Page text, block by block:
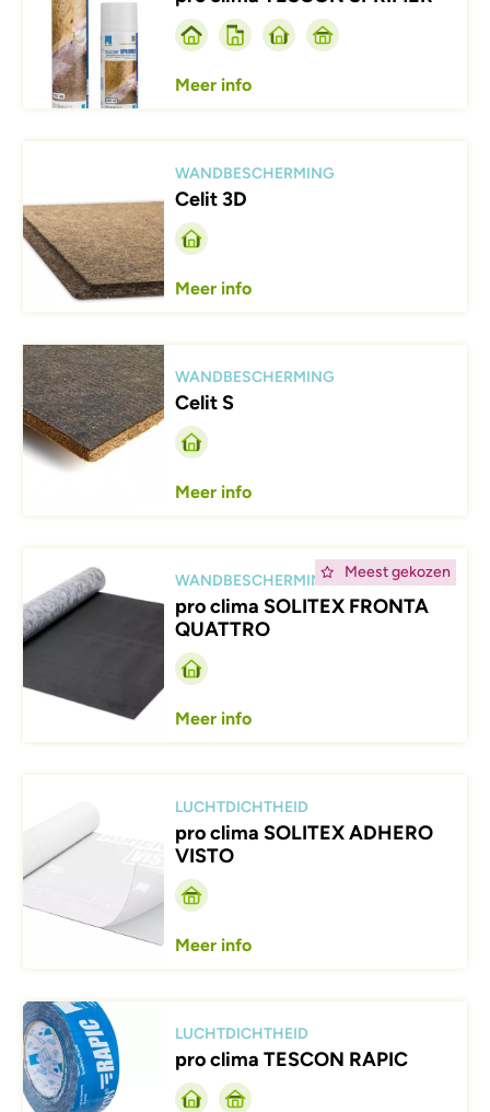
Meer info
WANDBESCHERMING
Celit 3D
Meer info
Afbeelding
WANDBESCHERMING
Celit S
Meer info
Meest gekozen
WANDBESCHERMING
pro clima SOLITEX FRONTA
QUATTRO
Meer info
LUCHTDICHTHEID
pro clima SOLITEX ADHERO
VISTO
Meer info
Afbeelding
LUCHTDICHTHEID
pro clima TESCON RAPIC